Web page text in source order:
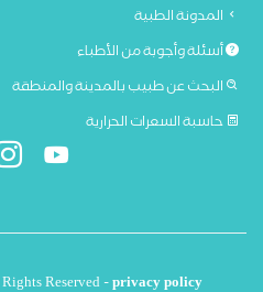
المدونة الطبية
أسئلة وأجوبة من الأطباء
البحث عن طبيب بالمدينة والمنطقة
حاسبة السعرات الحرارية
Reserved -privacy policy